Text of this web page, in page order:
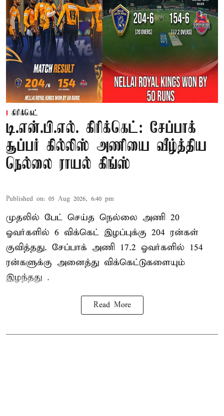
கிரிக்கெட்
டி.என்.பி.எல். கிரிக்கெட்: சேப்பாக்
சூப்பர் கில்லிஸ் அணியை வீழ்த்திய
நெல்லை ராயல் கிங்ஸ்
Published on: 05 Aug 2026, 6:40 pm
முதலில் பேட் செய்த நெல்லை அணி 20
ஓவர்களில் 6 விக்கெட் இழப்புக்கு 204 ரன்கள்
குவித்தது. சேப்பாக் அணி 17.2 ஓவர்களில் 154
ரன்களுக்கு அனைத்து விக்கெட்டுகளையும்
இழந்தது .
Read More